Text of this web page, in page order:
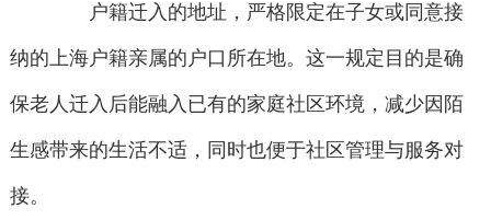
户籍迁入的地址，严格限定在子女或同意接
纳的上海户籍亲属的户口所在地。这一规定目的是确
保老人迁入后能融入已有的家庭社区环境，减少因陌
生感带来的生活不适，同时也便于社区管理与服务对
接。